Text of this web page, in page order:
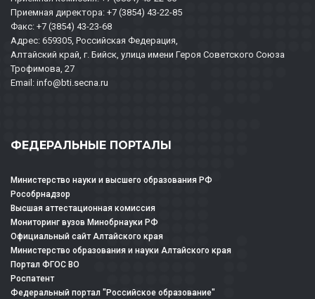
Приемная директора: +7 (3854) 43-22-85
Факс: +7 (3854) 43-23-68
Адрес: 659305, Российская Федерация,
Алтайский край, г. Бийск, улица имени Героя Советского Союза
Трофимова, 27
Email: info@bti.secna.ru
ФЕДЕРАЛЬНЫЕ ПОРТАЛЫ
Министерство науки и высшего образования РФ
Рособрнадзор
Высшая аттестационная комиссия
Мониторинг вузов Минобрнауки РФ
Официальный сайт Алтайского края
Министерство образования и науки Алтайского края
Портал ФГОС ВО
Роспатент
Федеральный портал "Российское образование"